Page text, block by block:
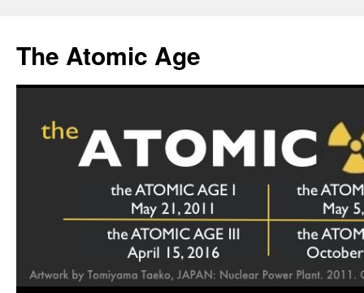
content
The Atomic Age